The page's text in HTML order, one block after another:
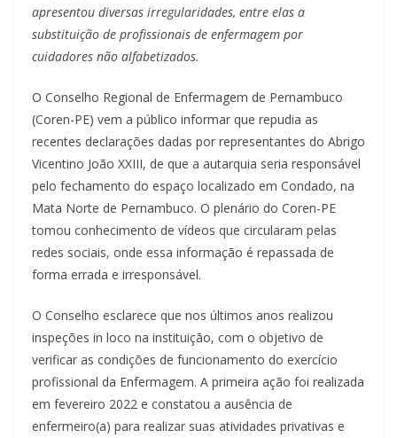
apresentou diversas irregularidades, entre elas a
substituição de profissionais de enfermagem por
cuidadores não alfabetizados.
O Conselho Regional de Enfermagem de Pernambuco
(Coren-PE) vem a público informar que repudia as
recentes declarações dadas por representantes do Abrigo
Vicentino João XXIII, de que a autarquia seria responsável
pelo fechamento do espaço localizado em Condado, na
Mata Norte de Pernambuco. O plenário do Coren-PE
tomou conhecimento de vídeos que circularam pelas
redes sociais, onde essa informação é repassada de
forma errada e irresponsável.
O Conselho esclarece que nos últimos anos realizou
inspeções in loco na instituição, com o objetivo de
verificar as condições de funcionamento do exercício
profissional da Enfermagem. A primeira ação foi realizada
em fevereiro 2022 e constatou a ausência de
enfermeiro(a) para realizar suas atividades privativas e